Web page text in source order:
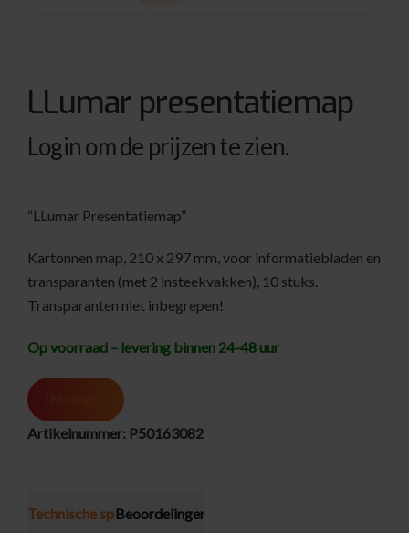
LLumar presentatiemap
Login om de prijzen te zien.
“LLumar Presentatiemap”
Kartonnen map, 210 x 297 mm, voor informatiebladen en
transparanten (met 2 insteekvakken), 10 stuks.
Transparanten niet inbegrepen!
Op voorraad – levering binnen 24-48 uur
Artikelnummer: P50163082
Technische specificatie
Beoordelingen (0)